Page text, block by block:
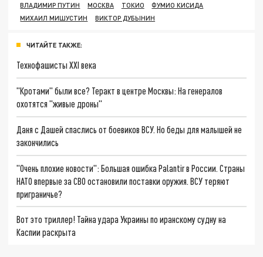
ВЛАДИМИР ПУТИН
МОСКВА ТОКИО
ФУМИО КИСИДА
МИХАИЛ МИШУСТИН
ВИКТОР ДУБЫНИН
ЧИТАЙТЕ ТАКЖЕ:
Технофашисты XXI века
"Кротами" были все? Теракт в центре Москвы: На генералов
охотятся "живые дроны"
Даня с Дашей спаслись от боевиков ВСУ. Но беды для малышей не
закончились
"Очень плохие новости": Большая ошибка Palantir в России. Страны
НАТО впервые за СВО остановили поставки оружия. ВСУ теряют
приграничье?
Вот это триллер! Тайна удара Украины по иранскому судну на
Каспии раскрыта